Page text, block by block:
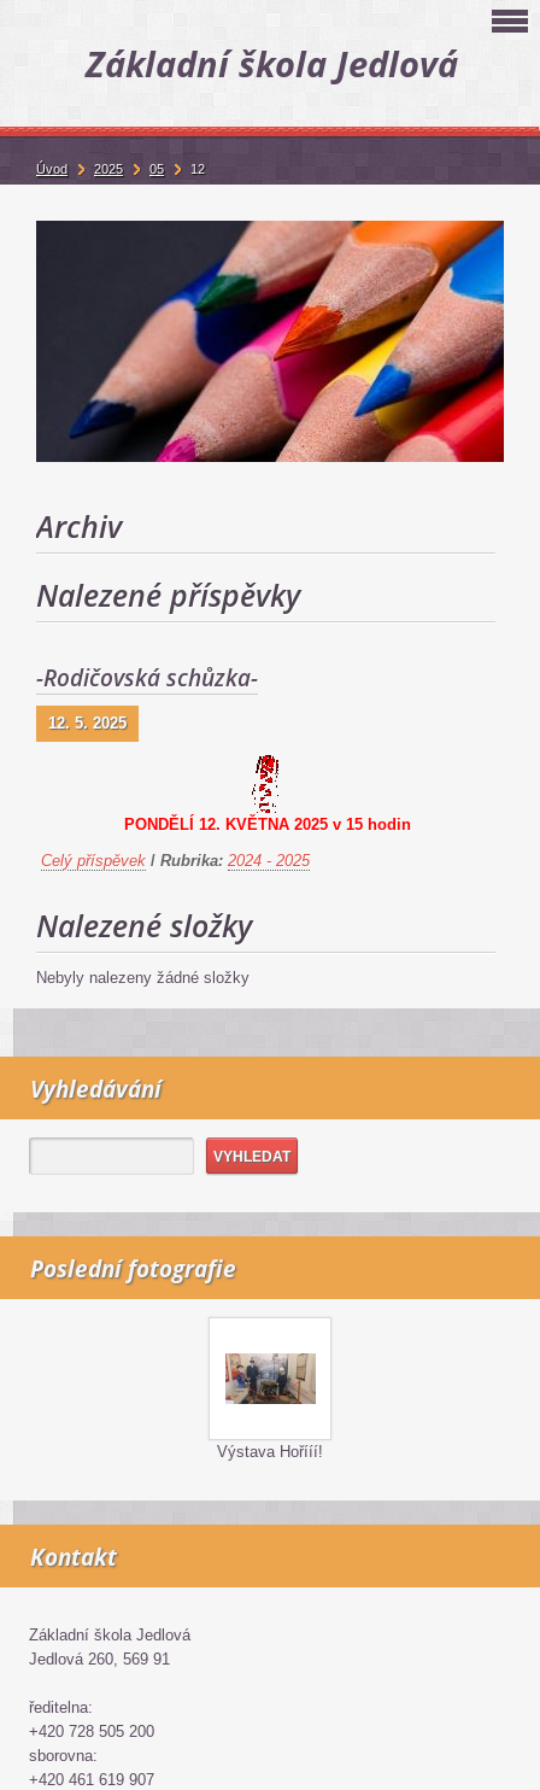
Základní škola Jedlová
Archiv
Nalezené příspěvky
-Rodičovská schůzka-
12. 5. 2025
PONDĚLÍ 12. KVĚTNA 2025 v 15 hodin
Celý příspěvek / Rubrika: 2024 - 2025
Nalezené složky
Nebyly nalezeny žádné složky
Vyhledávání
Poslední fotografie
Výstava Hořííí!
Kontakt
Základní škola Jedlová
Jedlová 260, 569 91
ředitelna:
+420 728 505 200
sborovna:
+420 461 619 907
Úvod 2025 05 12